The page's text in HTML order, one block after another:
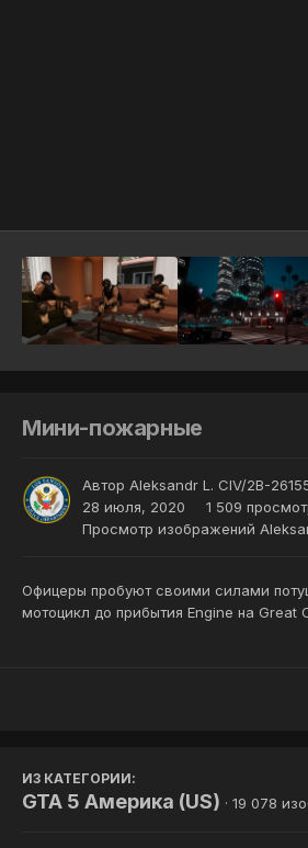
Мини-пожарные
Автор Aleksandr L. CIV/2B-
28 июля, 2020
1 509
Просмотр изображений
Офицеры пробуют своими силами
мотоцикл до прибытия Engine на Great
ИЗ КАТЕГОРИИ:
GTA 5 Америка (US) · 19 078